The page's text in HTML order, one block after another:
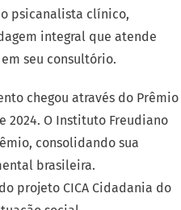
psicanalista clínico,
integral que atende
seu consultório.
chegou através do Prêmio
2024. O Instituto Freudiano
consolidando sua
brasileira.
projeto CICA Cidadania do